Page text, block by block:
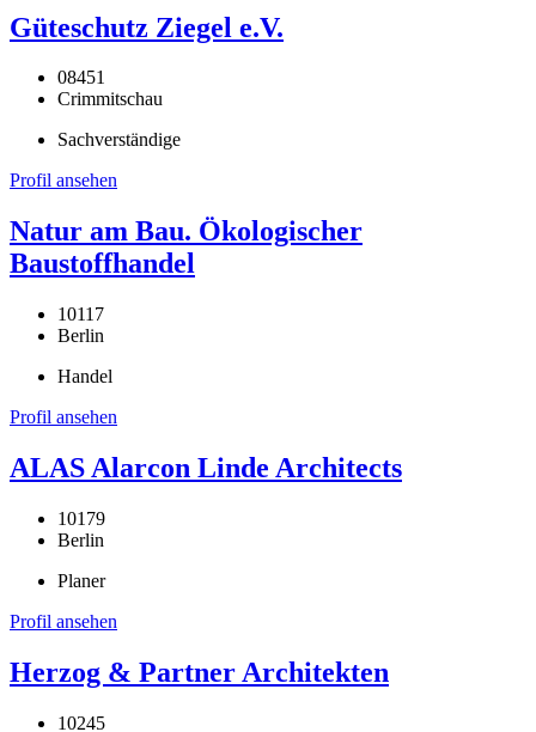
Güteschutz Ziegel e.V.
08451
Crimmitschau
Sachverständige
Profil ansehen
Natur am Bau. Ökologischer
Baustoffhandel
10117
Berlin
Handel
Profil ansehen
ALAS Alarcon Linde Architects
10179
Berlin
Planer
Profil ansehen
Herzog & Partner Architekten
10245